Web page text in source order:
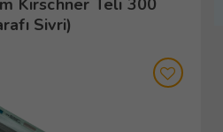
Sivri)